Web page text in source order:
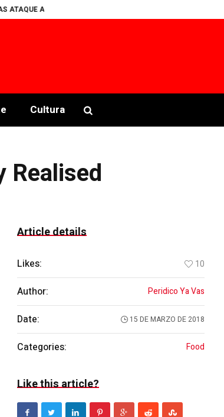
ARMADO EN PALENQUE CLANDESTINO EN COPALA
Cultura
Realised
Article details
Likes: 10
Author: Peridico Ya Vas
Date: 15 DE MARZO DE 2018
Categories: Food
Like this article?